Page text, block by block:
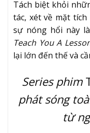
Tách biệt khỏi
tác, xét về mặt
sự nóng hổi này
Teach You A
lại lớn đến thế và
Series phim
phát sóng
từ